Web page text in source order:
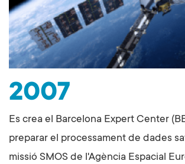
2007
Es crea el Barcelona Expert Center
preparar el processament de dades
missió SMOS de l'Agència Espacial